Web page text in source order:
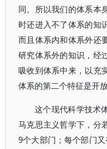
同。所以我们的体系本
时还进入不了体系的知
而且体系内和体系外还
研究体系外的知识，经
吸收到体系中来，以充
体系的第二个特征是开
这个现代科学技术
马克思主义哲学下，分
9个大部门；每个部门